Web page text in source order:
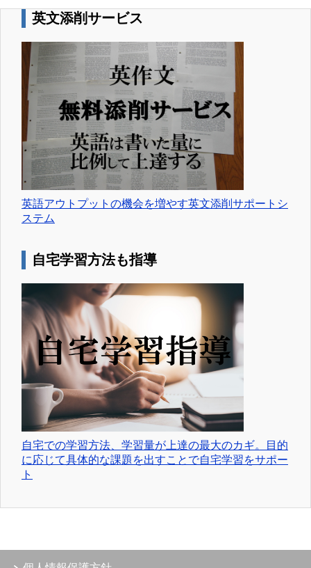
英文添削サービス
英語アウトプットの機会を増やす英文添削サポートシ
ステム
自宅学習方法も指導
自宅での学習方法、学習量が上達の最大のカギ。目的
に応じて具体的な課題を出すことで自宅学習をサポー
ト